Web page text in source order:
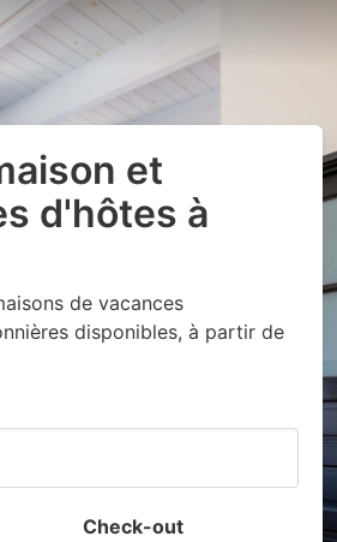
et
d'hôtes à
de vacances
disponibles, à partir de
Check-out